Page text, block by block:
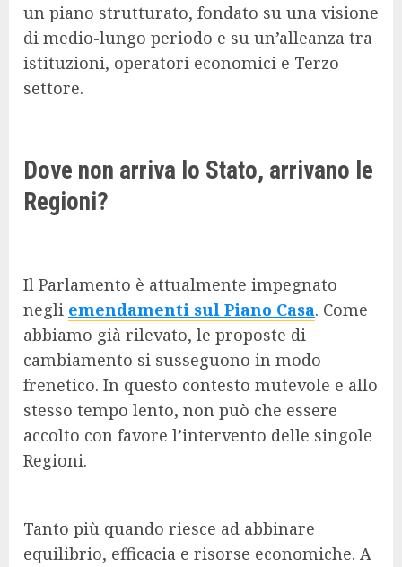
un piano strutturato, fondato su una visione
di medio-lungo periodo e su un’alleanza tra
istituzioni, operatori economici e Terzo
settore.
Dove non arriva lo Stato, arrivano le
Regioni?
Il Parlamento è attualmente impegnato
negli emendamenti sul Piano Casa. Come
abbiamo già rilevato, le proposte di
cambiamento si susseguono in modo
frenetico. In questo contesto mutevole e allo
stesso tempo lento, non può che essere
accolto con favore l’intervento delle singole
Regioni.
Tanto più quando riesce ad abbinare
equilibrio, efficacia e risorse economiche. A